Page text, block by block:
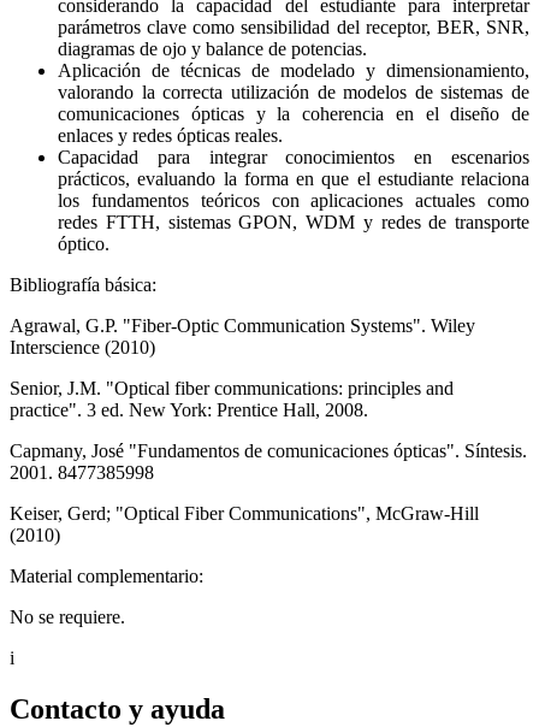
considerando la capacidad del estudiante para interpretar
parámetros clave como sensibilidad del receptor, BER, SNR,
diagramas de ojo y balance de potencias.
Aplicación de técnicas de modelado y dimensionamiento,
valorando la correcta utilización de modelos de sistemas de
comunicaciones ópticas y la coherencia en el diseño de
enlaces y redes ópticas reales.
Capacidad para integrar conocimientos en escenarios
prácticos, evaluando la forma en que el estudiante relaciona
los fundamentos teóricos con aplicaciones actuales como
redes FTTH, sistemas GPON, WDM y redes de transporte
óptico.
Bibliografía básica:
Agrawal, G.P. "Fiber-Optic Communication Systems". Wiley
Interscience (2010)
Senior, J.M. "Optical fiber communications: principles and
practice". 3 ed. New York: Prentice Hall, 2008.
Capmany, José "Fundamentos de comunicaciones ópticas". Síntesis.
2001. 8477385998
Keiser, Gerd; "Optical Fiber Communications", McGraw-Hill
(2010)
Material complementario:
No se requiere.
i
Contacto y ayuda